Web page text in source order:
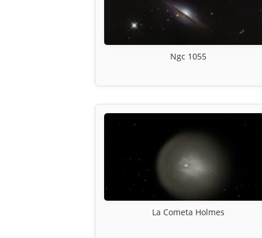
Ngc 1055
La Cometa Holmes